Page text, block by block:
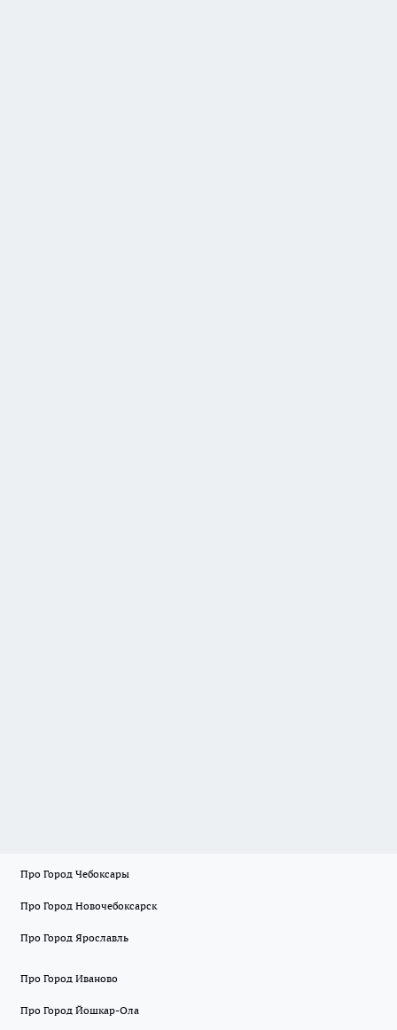
Про Город Чебоксары
Про Город Новочебоксарск
Про Город Ярославль
Про Город Иваново
Про Город Йошкар-Ола